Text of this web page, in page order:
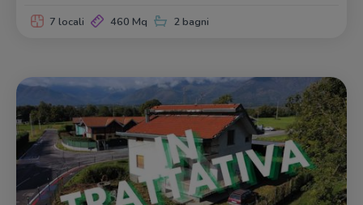
7 locali 460 Mq 2 bagni